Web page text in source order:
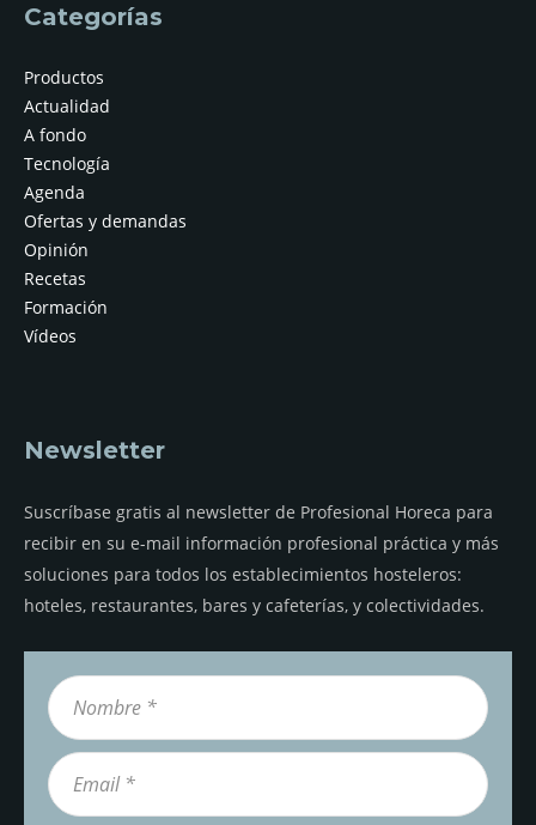
Categorías
Productos
Actualidad
A fondo
Tecnología
Agenda
Ofertas y demandas
Opinión
Recetas
Formación
Vídeos
Newsletter
Suscríbase gratis al newsletter de Profesional Horeca para
recibir en su e-mail información profesional práctica y más
soluciones para todos los establecimientos hosteleros:
hoteles, restaurantes, bares y cafeterías, y colectividades.